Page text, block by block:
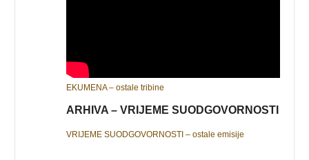
EKUMENA – ostale tribine
ARHIVA – VRIJEME SUODGOVORNOSTI
VRIJEME SUODGOVORNOSTI – ostale emisije